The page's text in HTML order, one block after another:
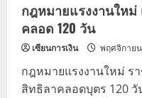
กฎหมายแรงงานให
คลอด 120 วัน
เซียนการเงิน พฤศจิกาย
กฎหมายแรงงานใหม่ ร
สิทธิลาคลอดบุตร 120